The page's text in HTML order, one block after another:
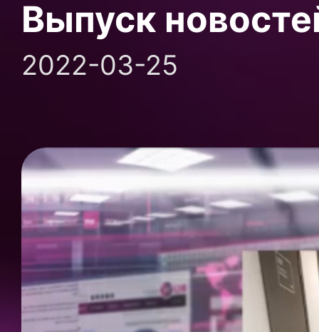
Выпуск
2022-03-25